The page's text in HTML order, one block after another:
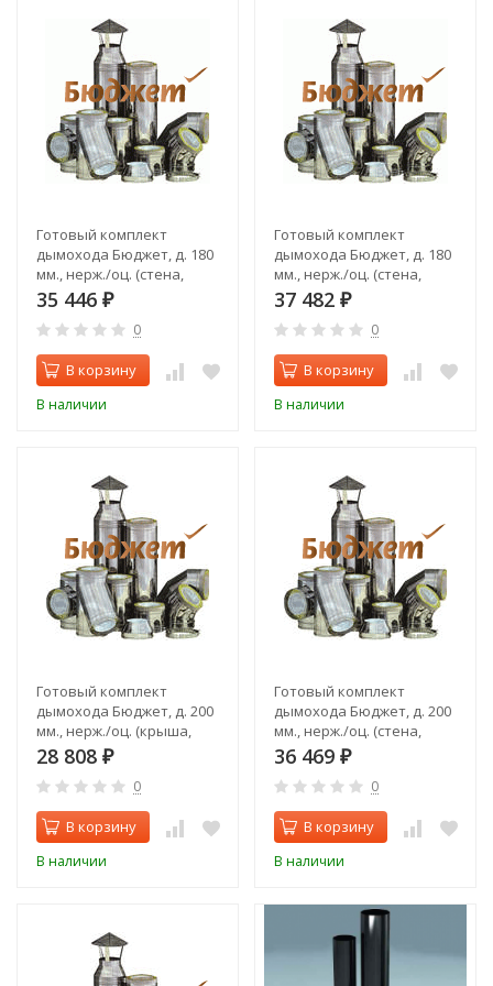
Готовый комплект
дымохода Бюджет, д. 180
мм., нерж./оц. (стена,
верхний выход)
35 446 ₽
0
В корзину
В наличии
Готовый комплект
дымохода Бюджет, д. 180
мм., нерж./оц. (стена,
задний выход)
37 482 ₽
0
В корзину
В наличии
Готовый комплект
дымохода Бюджет, д. 200
мм., нерж./оц. (крыша,
верхний выход)
28 808 ₽
0
В корзину
В наличии
Готовый комплект
дымохода Бюджет, д. 200
мм., нерж./оц. (стена,
верхний выход)
36 469 ₽
0
В корзину
В наличии